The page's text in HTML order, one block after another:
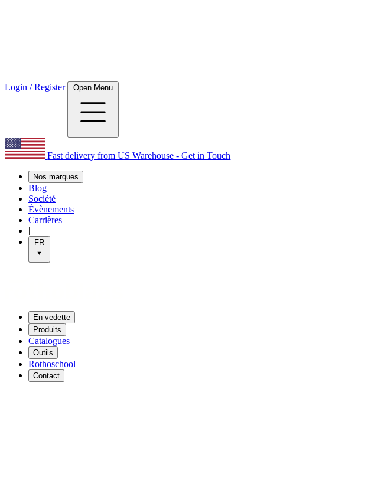
Login / Register Open Menu
Fast delivery from US Warehouse - Get in Touch
Nos marques
Blog
Société
Évènements
Carrières
|
FR
En vedette
Produits
Catalogues
Outils
Rothoschool
Contact